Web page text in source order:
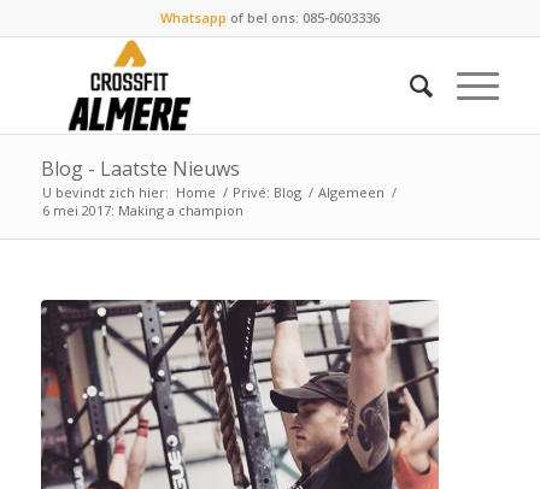
Whatsapp of bel ons: 085-0603336
Blog - Laatste Nieuws
U bevindt zich hier: Home / Privé: Blog / Algemeen /
6 mei 2017: Making a champion